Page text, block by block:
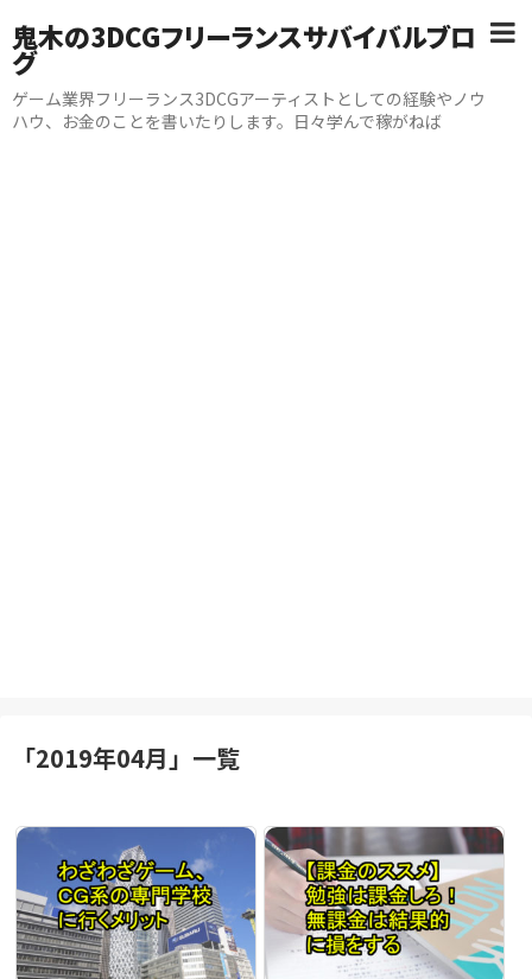
鬼木の3DCGフリーランスサバイバルブロ
グ
ゲーム業界フリーランス3DCGアーティストとしての経験やノウ
ハウ、お金のことを書いたりします。日々学んで稼がねば
「2019年04月」 一覧